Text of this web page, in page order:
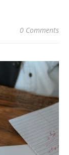
0 Comments